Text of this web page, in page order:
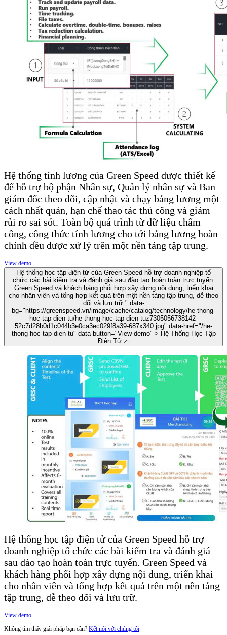
Hệ thống tính lương của Green Speed được thiết kế
để hỗ trợ bộ phận Nhân sự, Quản lý nhân sự và Ban
giám đốc theo dõi, cập nhật và chạy bảng lương một
cách nhất quán, hạn chế thao tác thủ công và giảm
rủi ro sai sót. Toàn bộ quá trình từ dữ liệu chấm
công, công thức tính lương cho tới bảng lương hoàn
chỉnh đều được xử lý trên một nền tảng tập trung.
View demo
Hệ thống học tập điện tử của Green Speed hỗ trợ doanh nghiệp tổ
chức các bài kiểm tra và đánh giá sau đào tạo hoàn toàn trực tuyến.
Green Speed và khách hàng phối hợp xây dựng nội dung, triển khai
cho nhân viên và tổng hợp kết quả trên một nền tảng tập trung, dễ theo
dõi và lưu trữ." data-
bg="https://greenspeed.vn/image/cache/catalog/technology/he-thong-
hoc-tap-dien-tu/he-thong-hoc-tap-dien-tuz7305056738142-
52c7d28b0d1c044b3e0ca3ec029f8a39-687x340.jpg" data-href="/he-
thong-hoc-tap-dien-tu" data-button="View demo" > Hệ Thống Học Tập
Điện Tử
Hệ thống học tập điện tử của Green Speed hỗ trợ
doanh nghiệp tổ chức các bài kiểm tra và đánh giá
sau đào tạo hoàn toàn trực tuyến. Green Speed và
khách hàng phối hợp xây dựng nội dung, triển khai
cho nhân viên và tổng hợp kết quả trên một nền tảng
tập trung, dễ theo dõi và lưu trữ.
View demo
Không tìm thấy giải pháp bạn cần? Kết nối với chúng tôi